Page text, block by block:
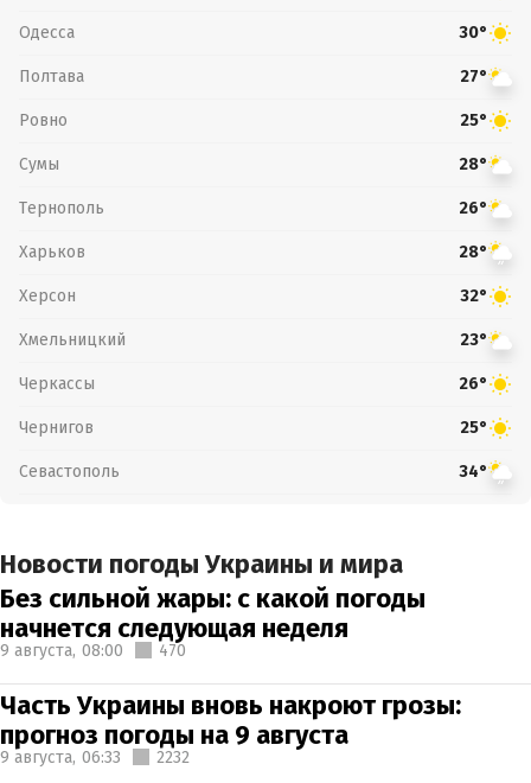
Одесса 30°
Полтава 27°
Ровно 25°
Сумы 28°
Тернополь 26°
Харьков 28°
Херсон 32°
Хмельницкий 23°
Черкассы 26°
Чернигов 25°
Севастополь 34°
Новости погоды Украины и мира
Без сильной жары: с какой погоды
начнется следующая неделя
9 августа, 08:00 470
Часть Украины вновь накроют грозы:
прогноз погоды на 9 августа
9 августа, 06:33 2232